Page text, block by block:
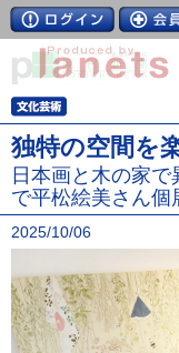
独特の空間を
日本画と木の家
で平松絵美さん個
2025/10/06